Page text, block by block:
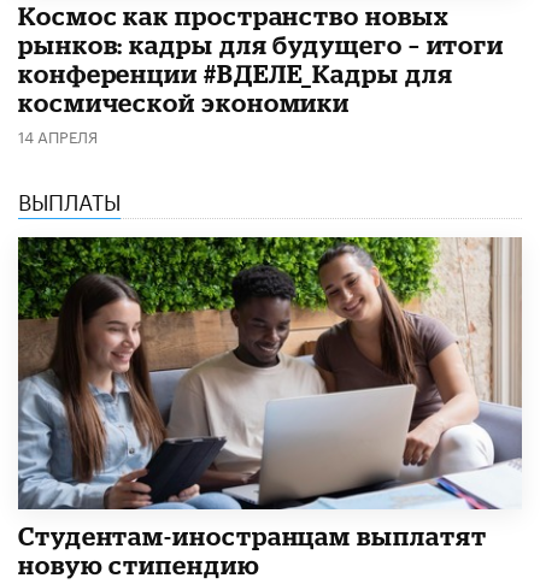
Космос как пространство новых
рынков: кадры для будущего – итоги
конференции #ВДЕЛЕ_Кадры для
космической экономики
14 АПРЕЛЯ
ВЫПЛАТЫ
Студентам-иностранцам выплатят
новую стипендию